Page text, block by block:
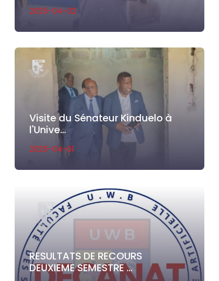
2025-04-02
Visite du Sénateur Kinduelo à
l'Unive...
2025-04-01
RESULTATS DE RECOURS
DEUXIEME SEMESTRE ...